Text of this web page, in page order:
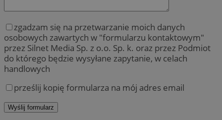
zgadzam się na przetwarzanie moich danych
osobowych zawartych w "formularzu kontaktowym"
przez Silnet Media Sp. z o.o. Sp. k. oraz przez Podmiot
do którego będzie wysyłane zapytanie, w celach
handlowych
prześlij kopię formularza na mój adres email